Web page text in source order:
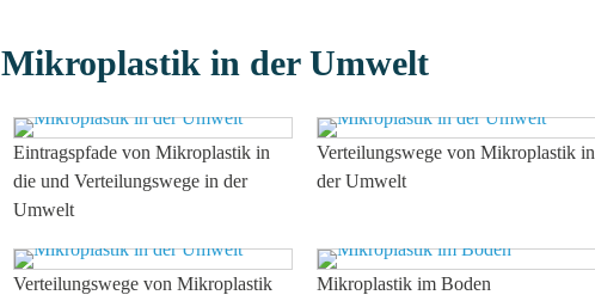
Mikroplastik in der Umwelt
Eintragspfade von Mikroplastik in
die und Verteilungswege in der
Umwelt
Verteilungswege von Mikroplastik in
der Umwelt
Verteilungswege von Mikroplastik
Mikroplastik im Boden